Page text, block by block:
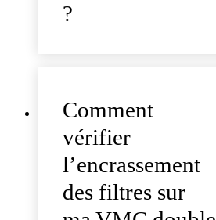
?
Comment
vérifier
l’encrassement
des filtres sur